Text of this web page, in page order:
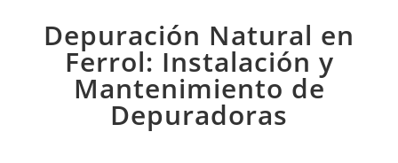
Depuración Natural en
Ferrol: Instalación y
Mantenimiento de
Depuradoras